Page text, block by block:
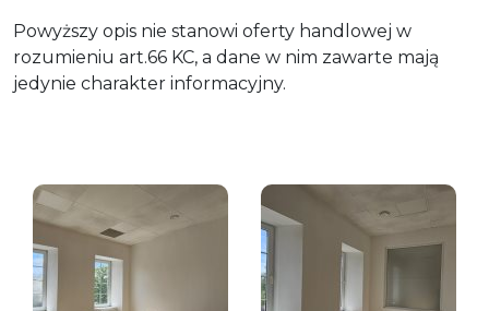
Powyższy opis nie stanowi oferty handlowej w
rozumieniu art.66 KC, a dane w nim zawarte mają
jedynie charakter informacyjny.